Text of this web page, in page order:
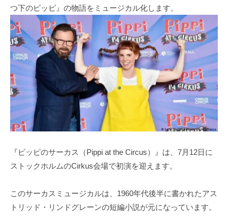
h
i
y
a
ン
ト
つ下のピッピ』の物語をミュージカル化します。
『ピッピのサーカス（Pippi at the Circus）』は、7月12日に
ストックホルムのCirkus会場で初演を迎えます。
このサーカスミュージカルは、1960年代後半に書かれたアス
トリッド・リンドグレーンの短編小説が元になっています。